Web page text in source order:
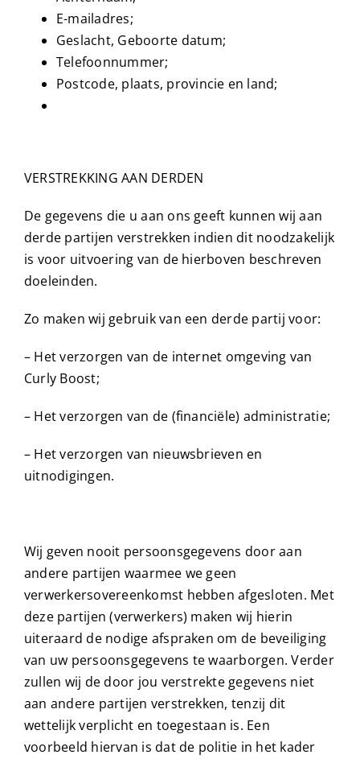
E-mailadres;
Geslacht, Geboorte datum;
Telefoonnummer;
Postcode, plaats, provincie en land;
VERSTREKKING AAN DERDEN
De gegevens die u aan ons geeft kunnen wij aan
derde partijen verstrekken indien dit noodzakelijk
is voor uitvoering van de hierboven beschreven
doeleinden.
Zo maken wij gebruik van een derde partij voor:
– Het verzorgen van de internet omgeving van
Curly Boost;
– Het verzorgen van de (financiële) administratie;
– Het verzorgen van nieuwsbrieven en
uitnodigingen.
Wij geven nooit persoonsgegevens door aan
andere partijen waarmee we geen
verwerkersovereenkomst hebben afgesloten. Met
deze partijen (verwerkers) maken wij hierin
uiteraard de nodige afspraken om de beveiliging
van uw persoonsgegevens te waarborgen. Verder
zullen wij de door jou verstrekte gegevens niet
aan andere partijen verstrekken, tenzij dit
wettelijk verplicht en toegestaan is. Een
voorbeeld hiervan is dat de politie in het kader